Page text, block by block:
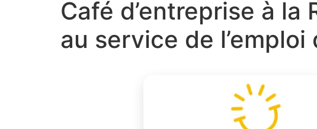
Café d’entreprise à la
au service de l’emploi